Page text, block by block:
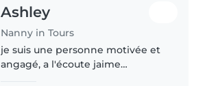
Ashley
Nanny in Tours
je suis une personne motivée et
angagé, a l'écoute jaime